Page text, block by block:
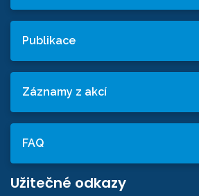
Publikace
Záznamy z akcí
FAQ
Užitečné odkazy